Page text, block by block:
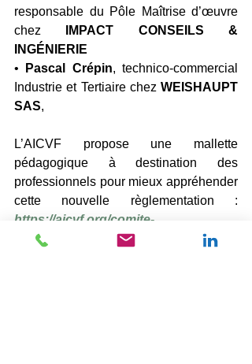
responsable du Pôle Maîtrise d’œuvre
chez
IMPACT CONSEILS &
INGÉNIERIE
• Pascal Crépin, technico-commercial
Industrie et Tertiaire chez WEISHAUPT
SAS,
L’AICVF propose une mallette
pédagogique à destination des
professionnels pour mieux appréhender
https://aicvf.org/comite-
technique/outils-re2020/